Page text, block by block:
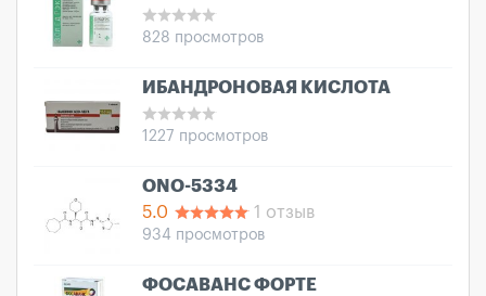
828 просмотров
ИБАНДРОНОВАЯ КИСЛОТА
1227 просмотров
ONO-5334
5.0
1 отзыв
934 просмотров
ФОСАВАНС ФОРТЕ